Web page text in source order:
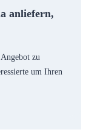
anliefern,
zu
um Ihren